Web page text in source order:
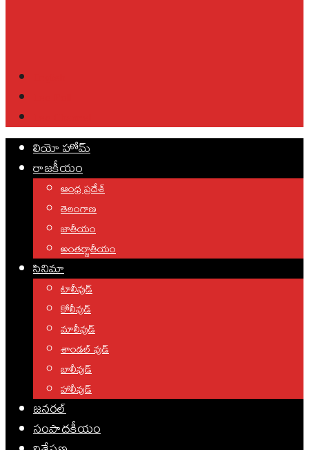
లియో హోమ్
రాజకీయం
ఆంధ్ర ప్రదేశ్
తెలంగాణ
జాతీయం
అంతర్జాతీయం
సినిమా
టాలీవుడ్
కోలీవుడ్
మాలీవుడ్
శాండల్ వుడ్
బాలీవుడ్
హాలీవుడ్
జనరల్
సంపాదకీయం